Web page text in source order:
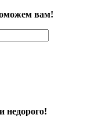
вам!
недорого!